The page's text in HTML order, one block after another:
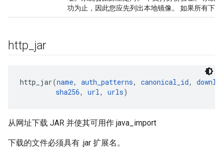
功为止，因此您应先列出本地镜像。 如果所有下
http jar
http_jar(name, auth_patterns, canonical_id,
sha256, url, urls
从网址下载 JAR 并使其可用作 java_import
下载的文件必须具有 .jar 扩展名。